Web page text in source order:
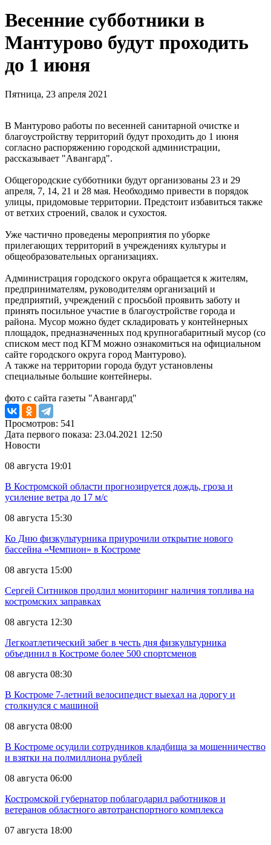
Весенние субботники в
Мантурово будут проходить
до 1 июня
Пятница, 23 апреля 2021
В Мантурово работы по весенней санитарной очистке и
благоустройству территорий будут проходить до 1 июня
согласно распоряжению городской администрации,
рассказывает "Авангард".
Общегородские субботники будут организованы 23 и 29
апреля, 7, 14, 21 и 28 мая. Необходимо привести в порядок
улицы, придомовые территории. Предстоит избавиться также
от ветхих строений, свалок и сухостоя.
Уже частично проведены мероприятия по уборке
прилегающих территорий в учреждениях культуры и
общеобразовательных организациях.
Администрация городского округа обращается к жителям,
предпринимателям, руководителям организаций и
предприятий, учреждений с просьбой проявить заботу и
принять посильное участие в благоустройстве города и
района. Мусор можно будет складировать у контейнерных
площадок, предназначенных под крупногабаритный мусор (со
списком мест под КГМ можно ознакомиться на официальном
сайте городского округа город Мантурово).
А также на территории города будут установлены
специальные большие контейнеры.
фото с сайта газеты "Авангард"
Просмотров: 541
Дата первого показа: 23.04.2021 12:50
Новости
08 августа 19:01
В Костромской области прогнозируется дождь, гроза и
усиление ветра до 17 м/с
08 августа 15:30
Ко Дню физкультурника приурочили открытие нового
бассейна «Чемпион» в Костроме
08 августа 15:00
Сергей Ситников продлил мониторинг наличия топлива на
костромских заправках
08 августа 12:30
Легкоатлетический забег в честь дня физкультурника
объединил в Костроме более 500 спортсменов
08 августа 08:30
В Костроме 7-летний велосипедист выехал на дорогу и
столкнулся с машиной
08 августа 08:00
В Костроме осудили сотрудников кладбища за мошенничество
и взятки на полмиллиона рублей
08 августа 06:00
Костромской губернатор поблагодарил работников и
ветеранов областного автотранспортного комплекса
07 августа 18:00